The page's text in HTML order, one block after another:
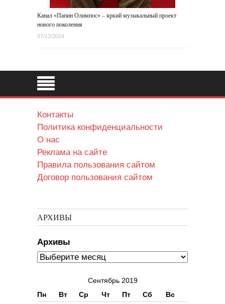
Канал «Папин Олимпос» – яркий музыкальный проект
нового поколения
07/12/2024
Контакты
Политика конфиденциальности
О нас
Реклама на сайте
Правила пользования сайтом
Договор пользования сайтом
АРХИВЫ
Архивы
Сентябрь 2019
Пн
Вт Ср Чт Пт Сб Вс